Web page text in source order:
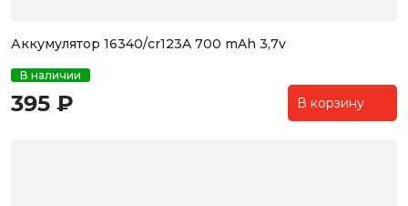
Аккумулятор 16340/cr123A 700 mAh 3,7v
В наличии
395 ₽ В корзину